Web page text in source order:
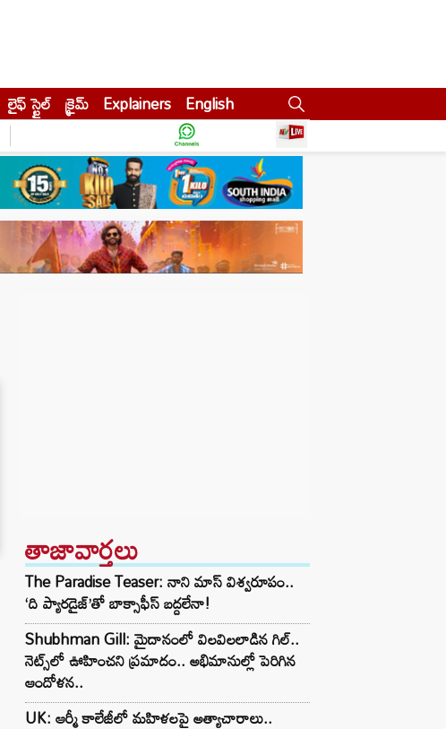
లైఫ్ స్టైల్ క్రైమ్ Explainers English
తాజావార్తలు
The Paradise Teaser: నాని మాస్ విశ్వరూపం..
‘ది ప్యారడైజ్’తో బాక్సాఫీస్ బద్దలేనా!
Shubhman Gill: మైదానంలో విలవిలలాడిన గిల్..
నెట్స్‌లో ఊహించని ప్రమాదం.. అభిమానుల్లో పెరిగిన
ఆందోళన..
UK: ఆర్మీ కాలేజీలో మహిళలపై అత్యాచారాలు..